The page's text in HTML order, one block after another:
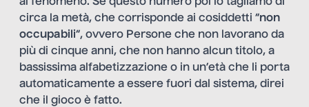
circa la metà, che corrisponde ai cosiddetti “non
occupabili“, ovvero Persone che non lavorano da
più di cinque anni, che non hanno alcun titolo, a
bassissima alfabetizzazione o in un’età che li porta
automaticamente a essere fuori dal sistema, direi
che il gioco è fatto.